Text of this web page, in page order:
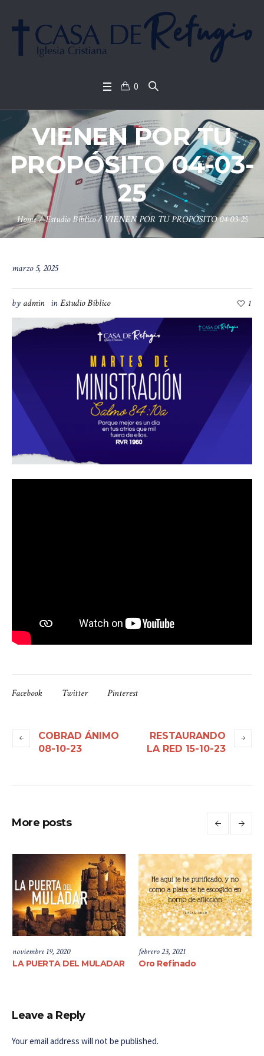
0
VIENEN POR TU
PROPÓSITO 04-03-
25
Home/Estudio Bíblico/VIENEN POR TU PROPÓSITO 04-03-25
marzo 5, 2025
by admin inEstudio Bíblico 1
Facebook Twitter Pinterest
COBRAD ÁNIMO
08-10-23
RESTAURANDO
LA RED 15-10-23
More posts
noviembre 19, 2020
LA PUERTA DEL MULADAR
febrero 23, 2021
Oro Refinado
Leave a Reply
Your email address will not be published.